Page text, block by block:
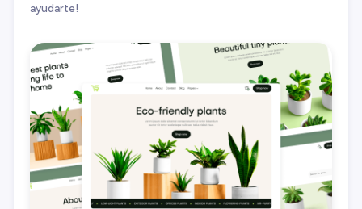
ayudarte!